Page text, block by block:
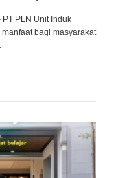
PLN Unit Induk
bagi masyarakat